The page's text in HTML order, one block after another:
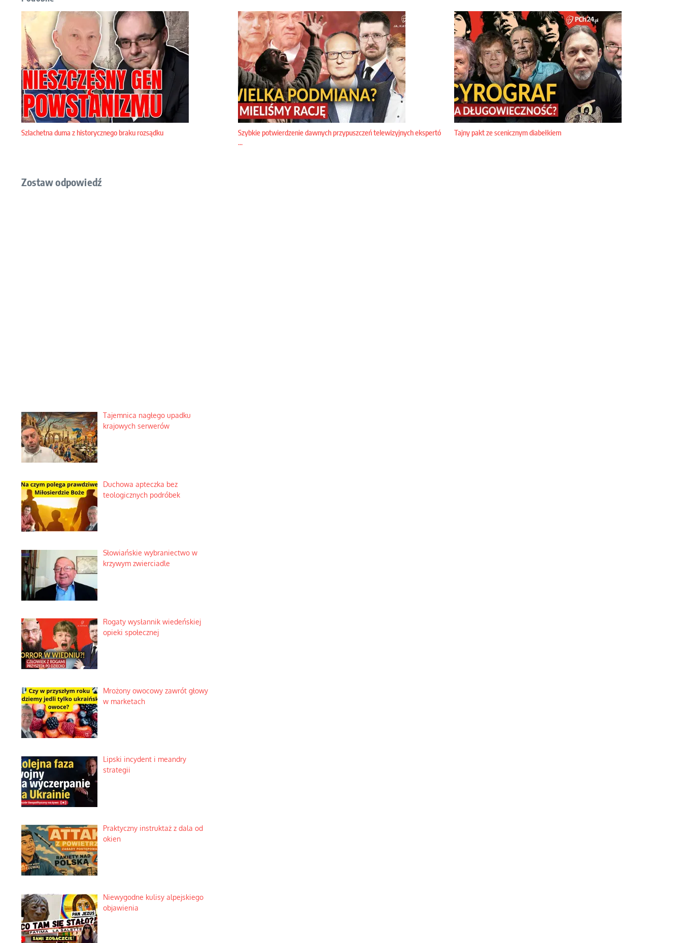
Szlachetna duma z historycznego braku rozsądku
Szybkie potwierdzenie dawnych przypuszczeń telewizyjnych ekspertó
...
Tajny pakt ze scenicznym diabełkiem
Zostaw odpowiedź
Tajemnica nagłego upadku
krajowych serwerów
Duchowa apteczka bez
teologicznych podróbek
Słowiańskie wybraniectwo w
krzywym zwierciadle
Rogaty wysłannik wiedeńskiej
opieki społecznej
Mrożony owocowy zawrót głowy
w marketach
Lipski incydent i meandry
strategii
Praktyczny instruktaż z dala od
okien
Niewygodne kulisy alpejskiego
objawienia